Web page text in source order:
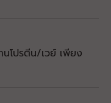
โปรตีน/เวย์ เพียง